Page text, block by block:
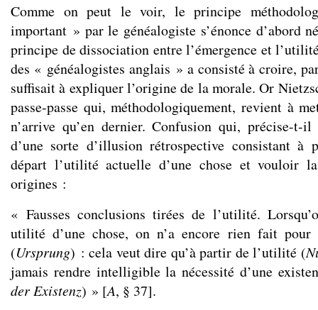
Comme on peut le voir, le principe
important » par le généalogiste s’énonce d’abord
principe de dissociation entre l’émergence et
des « généalogistes anglais » a consisté à croire,
suffisait à expliquer l’origine de la morale. Or
passe-passe qui, méthodologiquement, revient à
n’arrive qu’en dernier. Confusion qui, précise-t-
d’une sorte d’illusion rétrospective consistant à
départ l’utilité actuelle d’une chose et vouloir
origines :
« Fausses conclusions tirées de l’utilité.
utilité d’une chose, on n’a encore rien fait
(Ursprung) : cela veut dire qu’à partir de l’utilité (
jamais rendre intelligible la nécessité d’une
der Existenz) » [A, § 37].